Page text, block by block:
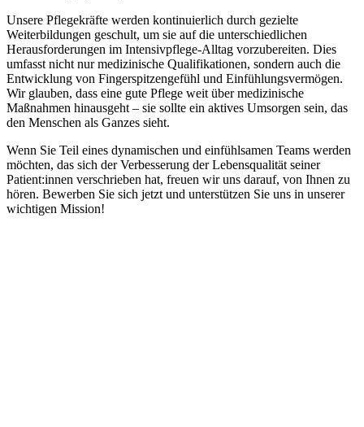
Unsere Pflegekräfte werden kontinuierlich durch gezielte
Weiterbildungen geschult, um sie auf die unterschiedlichen
Herausforderungen im Intensivpflege-Alltag vorzubereiten. Dies
umfasst nicht nur medizinische Qualifikationen, sondern auch die
Entwicklung von Fingerspitzengefühl und Einfühlungsvermögen.
Wir glauben, dass eine gute Pflege weit über medizinische
Maßnahmen hinausgeht – sie sollte ein aktives Umsorgen sein, das
den Menschen als Ganzes sieht.
Wenn Sie Teil eines dynamischen und einfühlsamen Teams werden
möchten, das sich der Verbesserung der Lebensqualität seiner
Patient:innen verschrieben hat, freuen wir uns darauf, von Ihnen zu
hören. Bewerben Sie sich jetzt und unterstützen Sie uns in unserer
wichtigen Mission!